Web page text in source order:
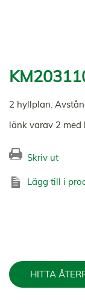
2 hyllplan.
länk varav 2 med
Skriv ut
Lägg till i
HITTA